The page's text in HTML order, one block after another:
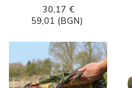
30,17 €
59,01 (BGN)